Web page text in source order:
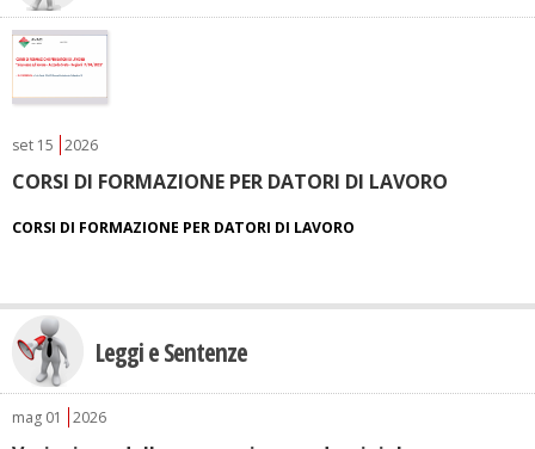
set 15 2026
CORSI DI FORMAZIONE PER DATORI DI LAVORO
CORSI DI FORMAZIONE PER DATORI DI LAVORO
Leggi e Sentenze
mag 01 2026